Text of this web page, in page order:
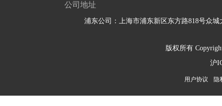
公司地址
浦东公司：上海市浦东新区东方路818号众城
版权所有
沪
用户协议 隐